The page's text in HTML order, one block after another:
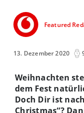
Featured
13. Dezember 2020
Weihnachten
dem Fest
Doch Dir ist
Christmas“?